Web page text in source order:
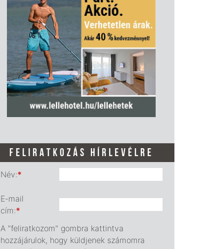
FELIRATKOZÁS HÍRLEVÉLRE
Név:*
E-mail
cím:*
A "feliratkozom" gombra kattintva
hozzájárulok, hogy küldjenek számomra